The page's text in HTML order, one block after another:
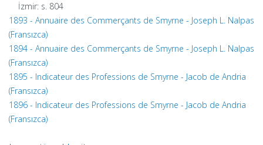
İzmir: s. 804
1893 - Annuaire des Commerçants de Smyrne - Joseph L. Nalpas
(Fransızca)
1894 - Annuaire des Commerçants de Smyrne - Joseph L. Nalpas
(Fransızca)
1895 - Indicateur des Professions de Smyrne - Jacob de Andria
(Fransızca)
1896 - Indicateur des Professions de Smyrne - Jacob de Andria
(Fransızca)